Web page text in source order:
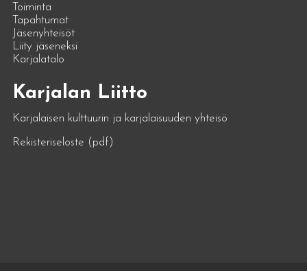
Toiminta
Tapahtumat
Jäsenyhteisöt
Liity jäseneksi
Karjalatalo
Karjalan Liitto
Karjalaisen kulttuurin ja karjalaisuuden yhteisö
Rekisteriseloste (pdf)